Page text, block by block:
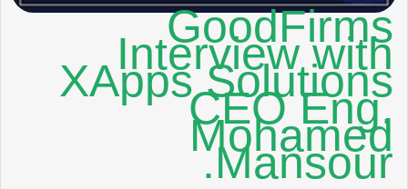
GoodFirms
Interview with
XApps Solutions
CEO Eng.
Mohamed
Mansour.